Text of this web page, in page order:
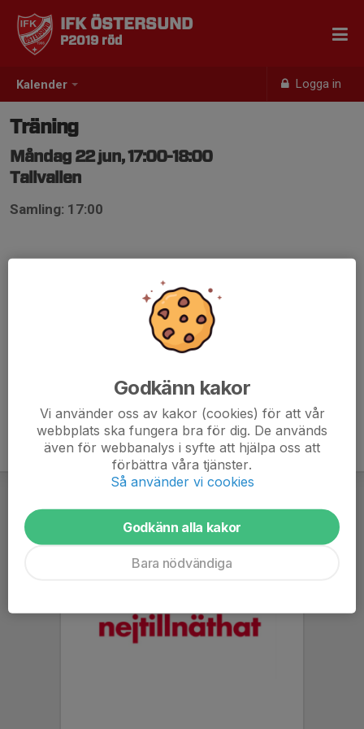
Kalender Logga in
IFK ÖSTERSUND
P2019 röd
Träning
Måndag 22 jun, 17:00-18:00
Tallvallen
Samling: 17:00
Godkänn kakor
Vi använder oss av kakor (cookies) för att vår
webbplats ska fungera bra för dig. De används
även för webbanalys i syfte att hjälpa oss att
förbättra våra tjänster.
Så använder vi cookies
Godkänn alla kakor
Bara nödvändiga